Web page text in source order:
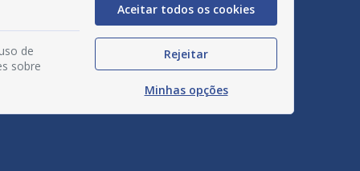
de
sobre
Aceitar todos os cookies
Rejeitar
Minhas opções